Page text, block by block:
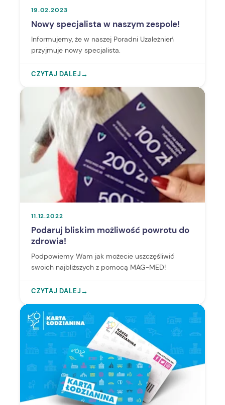
19.02.2023
Nowy specjalista w naszym zespole!
Informujemy, że w naszej Poradni Uzależnień
przyjmuje nowy specjalista.
CZYTAJ DALEJ→
11.12.2022
Podaruj bliskim możliwość powrotu do
zdrowia!
Podpowiemy Wam jak możecie uszczęśliwić
swoich najbliższych z pomocą MAG-MED!
CZYTAJ DALEJ→